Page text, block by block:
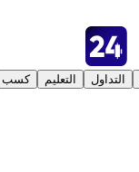
التداول التعليم كسب